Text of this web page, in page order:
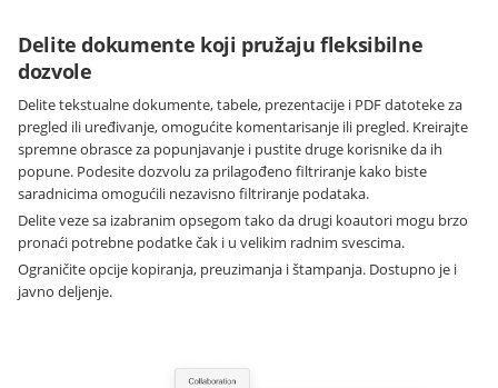
Delite dokumente koji pružaju fleksibilne
dozvole
Delite tekstualne dokumente, tabele, prezentacije i PDF datoteke za
pregled ili uređivanje, omogućite komentarisanje ili pregled. Kreirajte
spremne obrasce za popunjavanje i pustite druge korisnike da ih
popune. Podesite dozvolu za prilagođeno filtriranje kako biste
saradnicima omogućili nezavisno filtriranje podataka.
Delite veze sa izabranim opsegom tako da drugi koautori mogu brzo
pronaći potrebne podatke čak i u velikim radnim svescima.
Ograničite opcije kopiranja, preuzimanja i štampanja. Dostupno je i
javno deljenje.